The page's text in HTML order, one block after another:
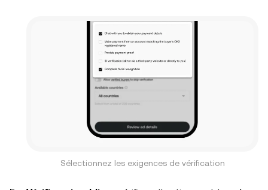
Sélectionnez les exigences de vérification